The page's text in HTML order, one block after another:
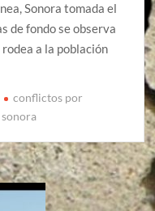
Sonora tomada el
de fondo se observa
a la población
conflictos por
sonora